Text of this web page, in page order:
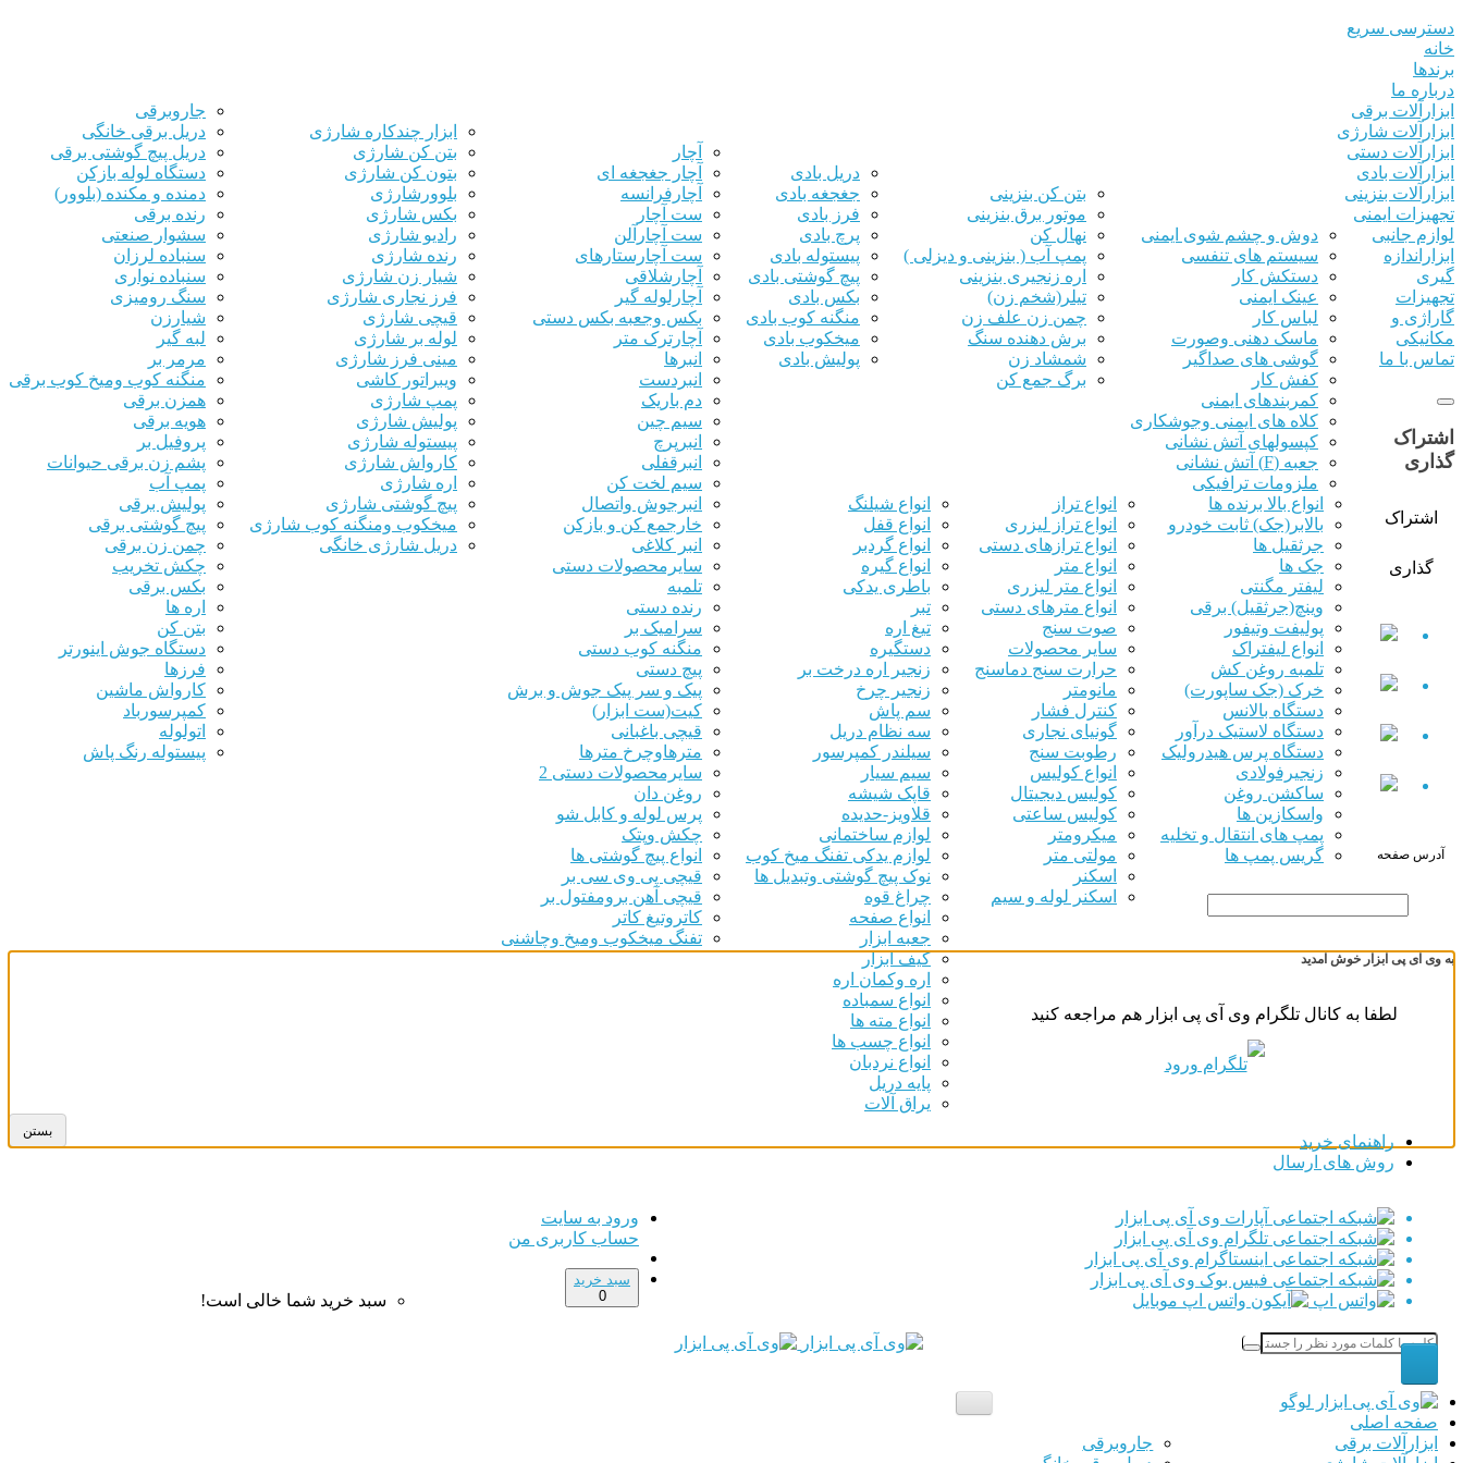
دسترسی سریع
خانه
برندها
درباره ما
ابزارآلات برقی
جاروبرقی
دریل برقی خانگی
دریل پیچ گوشتی برقی
دستگاه لوله بازکن
دمنده و مکنده (بلوور)
رنده برقی
سشوار صنعتی
سنباده لرزان
سنباده نواری
سنگ رومیزی
شیارزن
لبه گیر
مرمر بر
منگنه کوب ومیخ کوب برقی
همزن برقی
هویه برقی
پروفیل بر
پشم زن برقی حیوانات
پمپ آب
پولیش برقی
پیچ گوشتی برقی
چمن زن برقی
چکش تخریب
بکس برقی
اره ها
بتن کن
دستگاه جوش اینورتر
فرزها
کارواش ماشین
کمپرسورباد
اتولوله
پیستوله رنگ پاش
ابزارآلات شارژی
ابزار چندکاره شارژی
بتن کن شارژی
بتون کن شارژی
بلوورشارژی
بکس شارژی
رادیو شارژی
رنده شارژی
شیار زن شارژی
فرز نجاری شارژی
قیچی شارژی
لوله بر شارژی
مینی فرز شارژی
ویبراتور کاشی
پمپ شارژی
پولیش شارژی
پیستوله شارژی
کارواش شارژی
اره شارژی
پیچ گوشتی شارژی
میخکوب ومنگنه کوب شارژی
دریل شارژی خانگی
ابزارآلات دستی
آچار
آچار جغجغه ای
آچارفرانسه
ست آچار
ست آچارآلن
ست آچارستارهای
آچارشلاقی
آچارلوله گیر
بکس وجعبه بکس دستی
آچارترک متر
انبرها
انبردست
دم باریک
سیم چین
انبرپرچ
انبرقفلی
سیم لخت کن
انبرجوش واتصال
خارجمع کن و بازکن
انبر کلاغی
سایرمحصولات دستی
تلمبه
رنده دستی
سرامیک بر
منگنه کوب دستی
پیچ دستی
پیک و سر پیک جوش و برش
کیت(ست ابزار)
قیچی باغبانی
مترهاوچرخ مترها
سایرمحصولات دستی 2
روغن دان
پرس لوله و کابل شو
چکش وپتک
انواع پیچ گوشتی ها
قیچی پی وی سی بر
قیچی آهن برومفتول بر
کاتروتیغ کاتر
تفنگ میخکوب ومیخ وچاشنی
ابزارآلات بادی
دریل بادی
جغجغه بادی
فرز بادی
پرچ بادی
پیستوله بادی
پیچ گوشتی بادی
بکس بادی
منگنه کوب بادی
میخکوب بادی
پولیش بادی
ابزارآلات بنزینی
بتن کن بنزینی
موتور برق بنزینی
نهال کن
پمپ آب ( بنزینی و دیزلی )
اره زنجیری بنزینی
تیلر(شخم زن)
چمن زن علف زن
برش دهنده سنگ
شمشاد زن
برگ جمع کن
تجهیزات ایمنی
دوش و چشم شوی ایمنی
سیستم های تنفسی
دستکش کار
عینک ایمنی
لباس کار
ماسک دهنی وصورت
گوشی های صداگیر
کفش کار
کمربندهای ایمنی
کلاه های ایمنی وجوشکاری
کپسولهای آتش نشانی
جعبه (F) آتش نشانی
ملزومات ترافیکی
لوازم جانبی
انواع شیلنگ
انواع قفل
انواع گردبر
انواع گیره
باطری یدکی
تبر
تیغ اره
دستگیره
زنجیر اره درخت بر
زنجیر چرخ
سم پاش
سه نظام دریل
سیلندر کمپرسور
سیم سیار
قاپک شیشه
قلاویز-حدیده
لوازم ساختمانی
لوازم یدکی تفنگ میخ کوب
نوک پیچ گوشتی وتبدیل ها
چراغ قوه
انواع صفحه
جعبه ابزار
کیف ابزار
اره وکمان اره
انواع سمباده
انواع مته ها
انواع چسب ها
انواع نردبان
پایه دریل
یراق آلات
ابزاراندازه
گیری
انواع تراز
انواع تراز لیزری
انواع ترازهای دستی
انواع متر
انواع متر لیزری
انواع مترهای دستی
صوت سنج
سایر محصولات
حرارت سنج دماسنج
مانومتر
کنترل فشار
گونیای نجاری
رطوبت سنج
انواع کولیس
کولیس دیجیتال
کولیس ساعتی
میکرومتر
مولتی متر
اسکنر
اسکنر لوله و سیم
تجهیزات
گاراژی و
مکانیکی
انواع بالا برنده ها
بالابر(جک) ثابت خودرو
جرثقیل ها
جک ها
لیفتر مگنتی
وینچ(جرثقیل) برقی
پولیفت وتیفور
انواع لیفتراک
تلمبه روغن کش
خرک (جک ساپورت)
دستگاه بالانس
دستگاه لاستیک درآور
دستگاه پرس هیدرولیک
زنجیرفولادی
ساکشن روغن
واسکازین ها
پمپ های انتقال و تخلیه
گریس پمپ ها
تماس با ما
راهنمای خرید
روش های ارسال
ورود به سایت
حساب کاربری من
سبد خرید
0
سبد خرید شما خالی است!
صفحه اصلی
ابزارآلات برقی
جاروبرقی
اشتراک
گذاری
اشتراک
گذاری
آدرس صفحه
به وی آی پی ابزار خوش آمدید
لطفا به کانال تلگرام وی آی پی ابزار هم مراجعه کنید
بستن